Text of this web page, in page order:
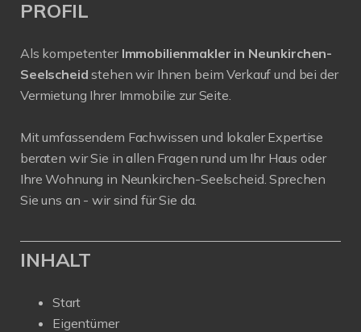
PROFIL
Als kompetenter Immobilienmakler in Neunkirchen-
Seelscheidstehen wir Ihnen beim Verkauf und bei der
Vermietung Ihrer Immobilie zur Seite.
Mit umfassendem Fachwissen und lokaler Expertise
beraten wir Sie in allen Fragen rund um Ihr Haus oder
Ihre Wohnung in Neunkirchen-Seelscheid. Sprechen
Sie uns an - wir sind für Sie da.
INHALT
Start
Eigentümer